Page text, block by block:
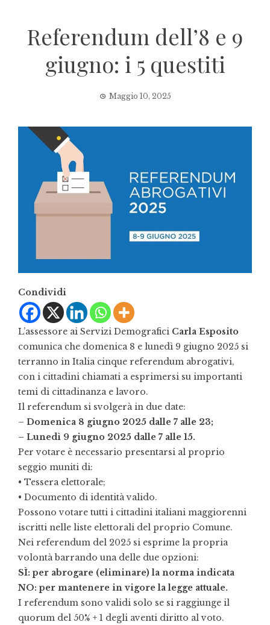
Referendum dell’8 e 9
giugno: i 5 questiti
Maggio 10, 2025
Condividi
L’assessore ai Servizi Demografici Carla Esposito
comunica che domenica 8 e lunedì 9 giugno 2025 si
terranno in Italia cinque referendum abrogativi,
con i cittadini chiamati a esprimersi su importanti
temi di cittadinanza e lavoro.
Il referendum si svolgerà in due date:
– Domenica 8 giugno 2025 dalle 7 alle 23;
– Lunedì 9 giugno 2025 dalle 7 alle 15.
Per votare è necessario presentarsi al proprio
seggio muniti di:
• Tessera elettorale;
• Documento di identità valido.
Possono votare tutti i cittadini italiani maggiorenni
iscritti nelle liste elettorali del proprio Comune.
Nei referendum del 2025 si esprime la propria
volontà barrando una delle due opzioni:
SÌ: per abrogare (eliminare) la norma indicata
NO: per mantenere in vigore la legge attuale.
I referendum sono validi solo se si raggiunge il
quorum del 50% + 1 degli aventi diritto al voto.